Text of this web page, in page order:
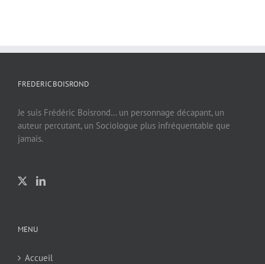
FREDERIC BOISROND
Je suis Frédéric Boisrond… un personnage décapant, un
auteur percutant, un Sociologue plus infréquentable que
jamais.
MENU
Accueil